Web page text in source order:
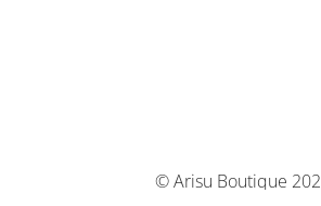
© Arisu Boutique